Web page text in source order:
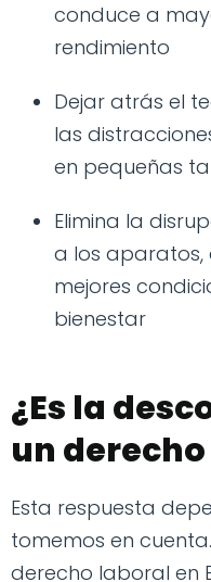
conduce a
rendimiento
Dejar atrás el
las
en pequeñas
Elimina la
a los
mejores
bienestar
¿Es la
un
Esta respuesta
tomemos en
derecho laboral en